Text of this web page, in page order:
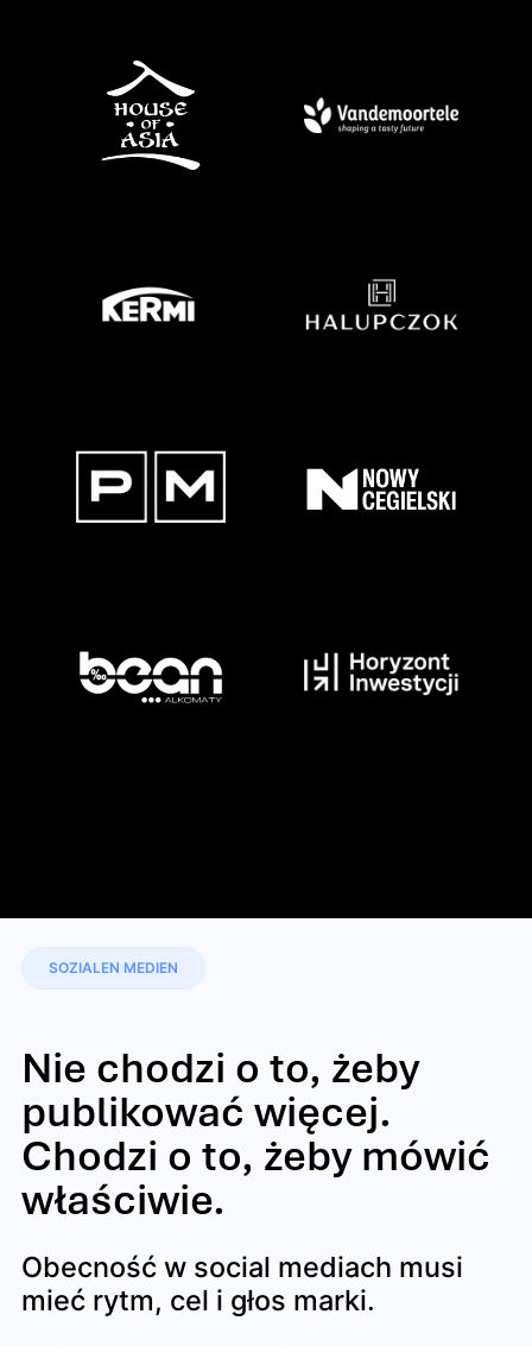
SOZIALEN MEDIEN
Nie chodzi o to, żeby
publikować więcej.
Chodzi o to, żeby mówić
właściwie.
Obecność w social mediach musi
mieć rytm, cel i głos marki.